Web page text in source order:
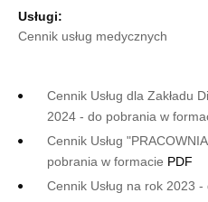
Usługi:
Cennik usług medycznych
Cennik Usług dla Zakładu
2024 - do pobrania w
Cennik Usług
pobrania w formacie PDF
Cennik Usług na rok 2023